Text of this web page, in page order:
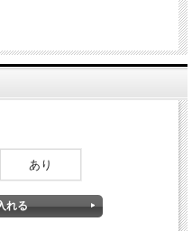
ほか、ギターのアップ、ソロをとる
バラエティに富んだ構成で飽きさせ
・オーディエンス録音なのでまった
トンがヤードバーズでプロデビュー
してのワールドツアーが精力的に実
節目を迎えてもまだまだ頑張るのだ
ーにおいて、クラプトンは以下の発
）だから、シンガーソングライター
歳になったら止めるつもりさ、って
かは続けるよ。でもツアーは止める
あと2年でツアーを止めるのか。な
かし、結果的には現在もクラプトン
がきつくなってきたこと、さらにリ
あり